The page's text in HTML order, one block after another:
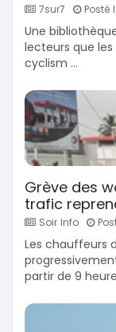
7sur7 Posté
Une
lecteurs que
cyclism ...
Grève des
trafic
Soir Info
Les chauffeurs
partir de 9